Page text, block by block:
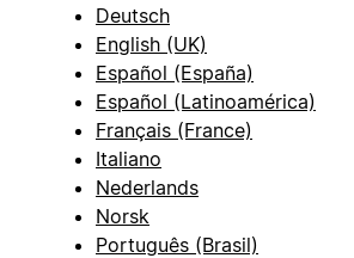
Deutsch
English (UK)
Español (España)
Español (Latinoamérica)
Français (France)
Italiano
Nederlands
Norsk
Português (Brasil)